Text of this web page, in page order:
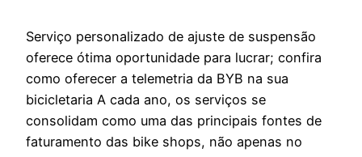
Serviço personalizado de ajuste de suspensão
oferece ótima oportunidade para lucrar; confira
como oferecer a telemetria da BYB na sua
bicicletaria A cada ano, os serviços se
consolidam como uma das principais fontes de
faturamento das bike shops, não apenas no